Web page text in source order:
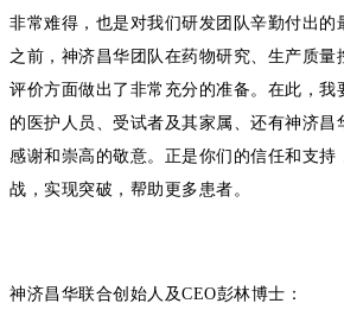
非常难得，也是对我们研发团队辛勤付出的
之前，神济昌华团队在药物研究、生产质量
评价方面做出了非常充分的准备。在此，我
的医护人员、受试者及其家属、还有神济昌
感谢和崇高的敬意。正是你们的信任和支持
战，实现突破，帮助更多患者。
神济昌华联合创始人及CEO彭林博士：